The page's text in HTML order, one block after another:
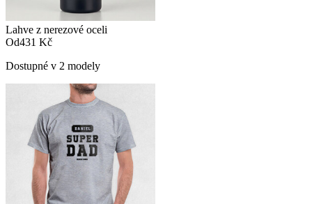
Lahve z nerezové oceli
Od431 Kč
Dostupné v 2 modely